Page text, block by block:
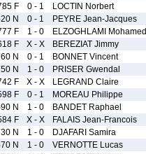
F 0 - 1 LOCTIN Norbert
N 0 - 1 PEYRE Jean-Jacques
F 1 - 0 ELZOGHLAMI Mohamed
F X - X BEREZIAT Jimmy
N 0 - 1 BONNET Vincent
N 1 - 0 PRISER Gwendal
F X - X LEGRAND Claire
F 0 - 1 MOREAU Philippe
N 1 - 0 BANDET Raphael
F X - X FALAIS Jean-Francois
N 1 - 0 DJAFARI Samira
N 1 - 0 VERNOTTE Lucas